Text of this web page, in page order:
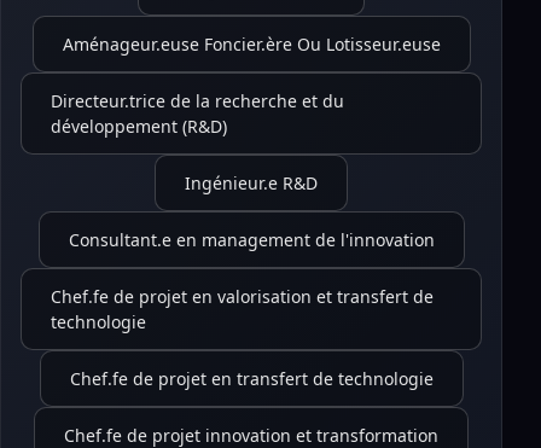
Aménageur.euse Foncier.ère Ou Lotisseur.euse
Directeur.trice de la recherche et du
développement (R&D)
Ingénieur.e R&D
Consultant.e en management de l'innovation
Chef.fe de projet en valorisation et transfert de
technologie
Chef.fe de projet en transfert de technologie
Chef.fe de projet innovation et transformation